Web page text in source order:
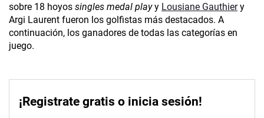
sobre 18 hoyos singles medal playy Lousiane Gauthiery
Argi Laurent fueron los golfistas más destacados. A
continuación, los ganadores de todas las categorías en
juego.
¡Registrate gratis o inicia sesión!